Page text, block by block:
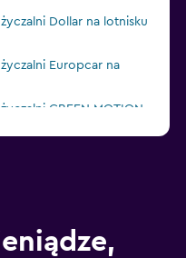
Dollar na lotnisku
Europcar na
GREEN MOTION